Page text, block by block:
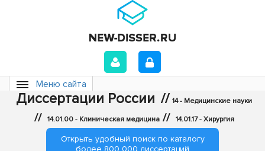
Меню сайта
Диссертации России // 14 - Медицинские науки
// 14.01.00 - Клиническая медицина // 14.01.17 - Хирургия
Открыть удобный поиск по каталогу
более 800 000 диссертаций